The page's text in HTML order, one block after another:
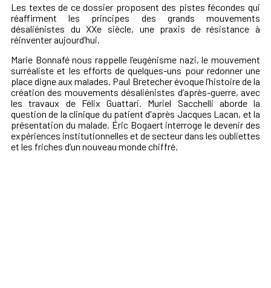
Les textes de ce dossier proposent des pistes fécondes qui
réaffirment les principes des grands mouvements
désaliénistes du XXe siècle, une praxis de résistance à
réinventer aujourd’hui.
Marie Bonnafé nous rappelle l’eugénisme nazi, le mouvement
surréaliste et les efforts de quelques-uns pour redonner une
place digne aux malades. Paul Bretecher évoque l’histoire de la
création des mouvements désaliénistes d’après-guerre, avec
les travaux de Félix Guattari. Muriel Sacchelli aborde la
question de la clinique du patient d'après Jacques Lacan, et la
présentation du malade. Éric Bogaert interroge le devenir des
expériences institutionnelles et de secteur dans les oubliettes
et les friches d’un nouveau monde chiffré.